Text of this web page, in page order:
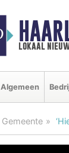
lokaal
Algemeen
Gemeente